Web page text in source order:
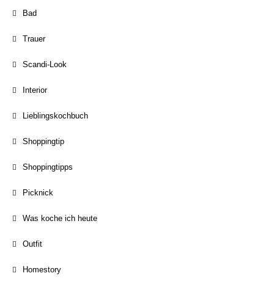
Bad
Trauer
Scandi-Look
Interior
Lieblingskochbuch
Shoppingtip
Shoppingtipps
Picknick
Was koche ich heute
Outfit
Homestory